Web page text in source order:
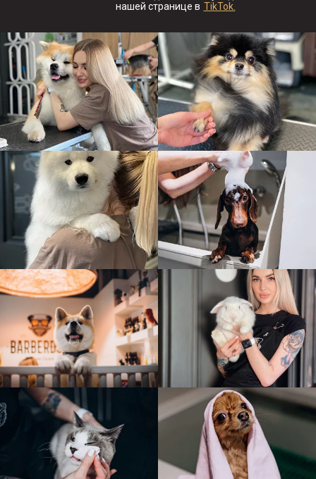
нашей странице в TikTok.